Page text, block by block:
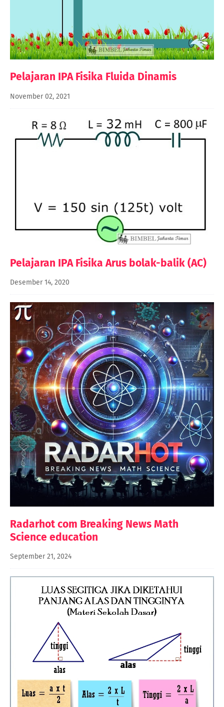
Pelajaran IPA Fisika Fluida Dinamis
November 02, 2021
Pelajaran IPA Fisika Arus bolak-balik (AC)
Desember 14, 2020
Radarhot com Breaking News Math
Science education
September 21, 2024